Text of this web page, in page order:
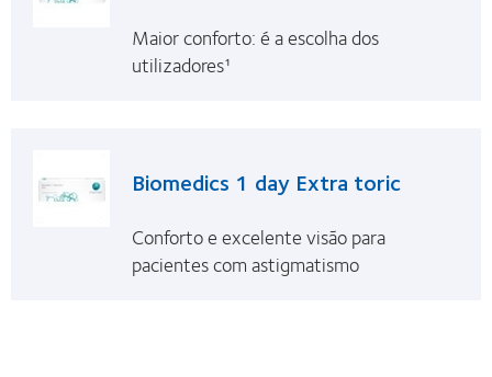
Maior conforto: é a escolha dos
utilizadores¹
Biomedics 1 day Extra toric
Conforto e excelente visão para
pacientes com astigmatismo